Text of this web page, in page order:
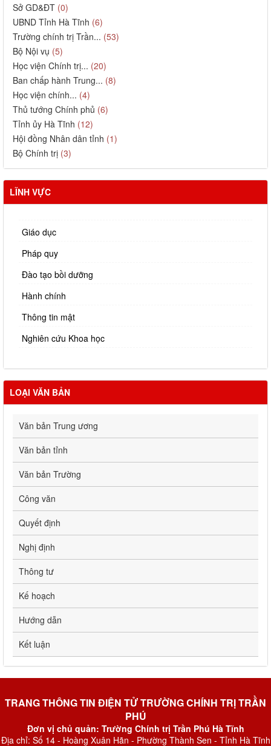
Sở GD&ĐT (0)
UBND Tỉnh Hà Tĩnh (6)
Trường chính trị Trần... (53)
Bộ Nội vụ (5)
Học viện Chính trị... (20)
Ban chấp hành Trung... (8)
Học viện chính... (4)
Thủ tướng Chính phủ (6)
Tỉnh ủy Hà Tĩnh (12)
Hội đồng Nhân dân tỉnh (1)
Bộ Chính trị (3)
LĨNH VỰC
Giáo dục
Pháp quy
Đào tạo bồi dưỡng
Hành chính
Thông tin mật
Nghiên cứu Khoa học
LOẠI VĂN BẢN
Văn bản Trung ương
Văn bản tỉnh
Văn bản Trường
Công văn
Quyết định
Nghị định
Thông tư
Kế hoạch
Hướng dẫn
Kết luận
TRANG THÔNG TIN ĐIỆN TỬ TRƯỜNG CHÍNH TRỊ TRẦN
PHÚ
Đơn vị chủ quản: Trường Chính trị Trần Phú Hà Tĩnh
Địa chỉ: Số 14 - Hoàng Xuân Hãn - Phường Thành Sen - Tỉnh Hà Tĩnh